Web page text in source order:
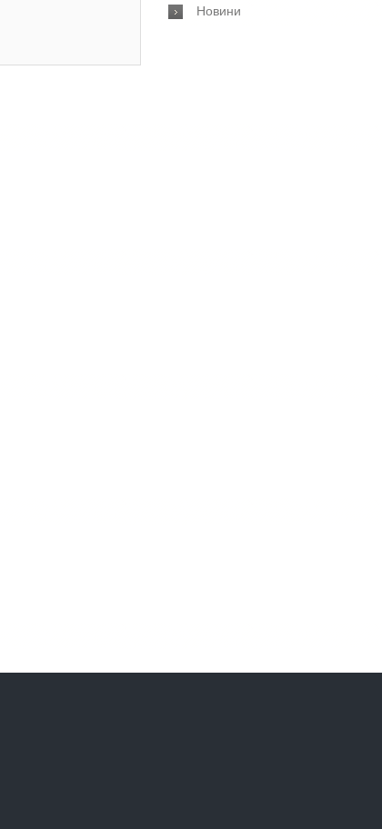
Новини